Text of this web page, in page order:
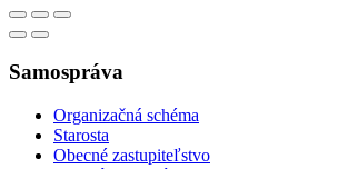
Samospráva
Organizačná schéma
Starosta
Obecné zastupiteľstvo